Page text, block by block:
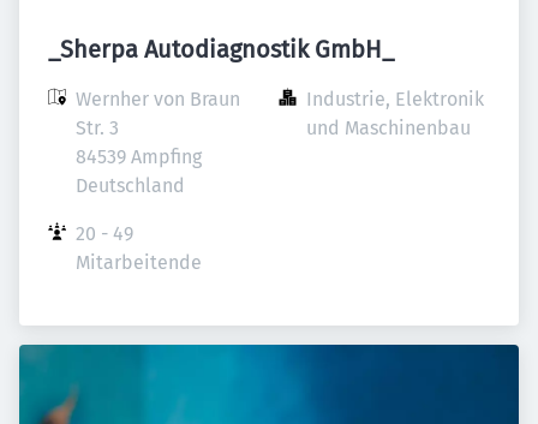
_Sherpa Autodiagnostik GmbH_
Wernher von Braun
Str. 3
84539 Ampfing
Deutschland
Industrie, Elektronik
und Maschinenbau
20 - 49
Mitarbeitende